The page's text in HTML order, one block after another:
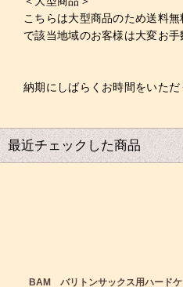
こちらは大型商品のため送料
で該当地域のお客様は大変お
納期にしばらくお時間をいた
最近チェックした商品
BAM バリトンサックス用ハードケ